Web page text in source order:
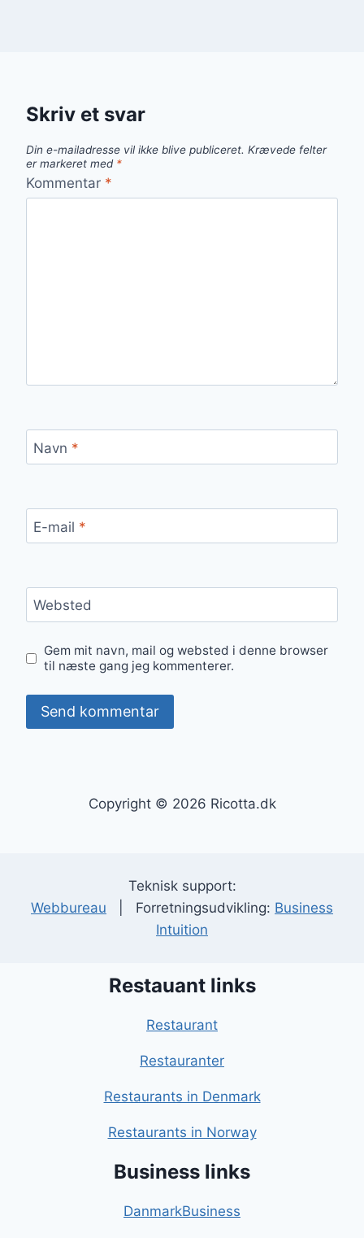
Skriv et svar
Din e-mailadresse vil ikke blive publiceret. Krævede felter
er markeret med *
Kommentar *
Navn *
E-mail *
Websted
Gem mit navn, mail og websted i denne browser
til næste gang jeg kommenterer.
Copyright © 2026 Ricotta.dk
Teknisk support:
Webbureau | Forretningsudvikling: Business
Intuition
Restauant links
Restaurant
Restauranter
Restaurants in Denmark
Restaurants in Norway
Business links
DanmarkBusiness